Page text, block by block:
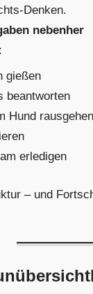
Denken.
nebenher
gießen
beantworten
Hund rausgehen
erledigen
– und